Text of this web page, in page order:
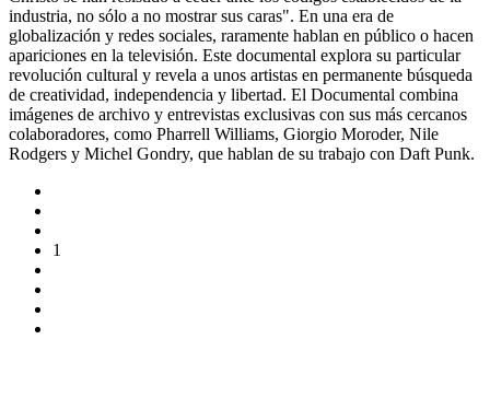
industria, no sólo a no mostrar sus caras". En una era de
globalización y redes sociales, raramente hablan en público o hacen
apariciones en la televisión. Este documental explora su particular
revolución cultural y revela a unos artistas en permanente búsqueda
de creatividad, independencia y libertad. El Documental combina
imágenes de archivo y entrevistas exclusivas con sus más cercanos
colaboradores, como Pharrell Williams, Giorgio Moroder, Nile
Rodgers y Michel Gondry, que hablan de su trabajo con Daft Punk.
1